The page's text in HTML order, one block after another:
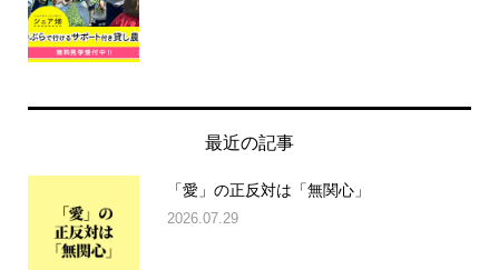
最近の記事
「愛」の正反対は「無関心」
2026.07.29